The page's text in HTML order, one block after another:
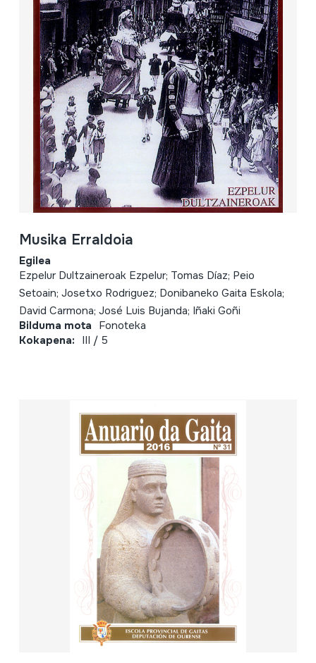
Musika Erraldoia
Egilea
Ezpelur Dultzaineroak Ezpelur; Tomas Díaz; Peio
Setoain; Josetxo Rodriguez; Donibaneko Gaita Eskola;
David Carmona; José Luis Bujanda; Iñaki Goñi
Bilduma mota Fonoteka
Kokapena: III / 5